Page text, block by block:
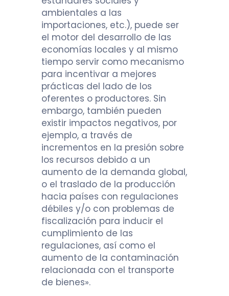
ambientales a las
importaciones, etc.), puede ser
el motor del desarrollo de las
economías locales y al mismo
tiempo servir como mecanismo
para incentivar a mejores
prácticas del lado de los
oferentes o productores. Sin
embargo, también pueden
existir impactos negativos, por
ejemplo, a través de
incrementos en la presión sobre
los recursos debido a un
aumento de la demanda global,
o el traslado de la producción
hacia países con regulaciones
débiles y/o con problemas de
fiscalización para inducir el
cumplimiento de las
regulaciones, así como el
aumento de la contaminación
relacionada con el transporte
de bienes».